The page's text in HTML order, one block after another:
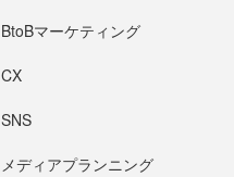
BtoBマーケティング
CX
SNS
メディアプランニング